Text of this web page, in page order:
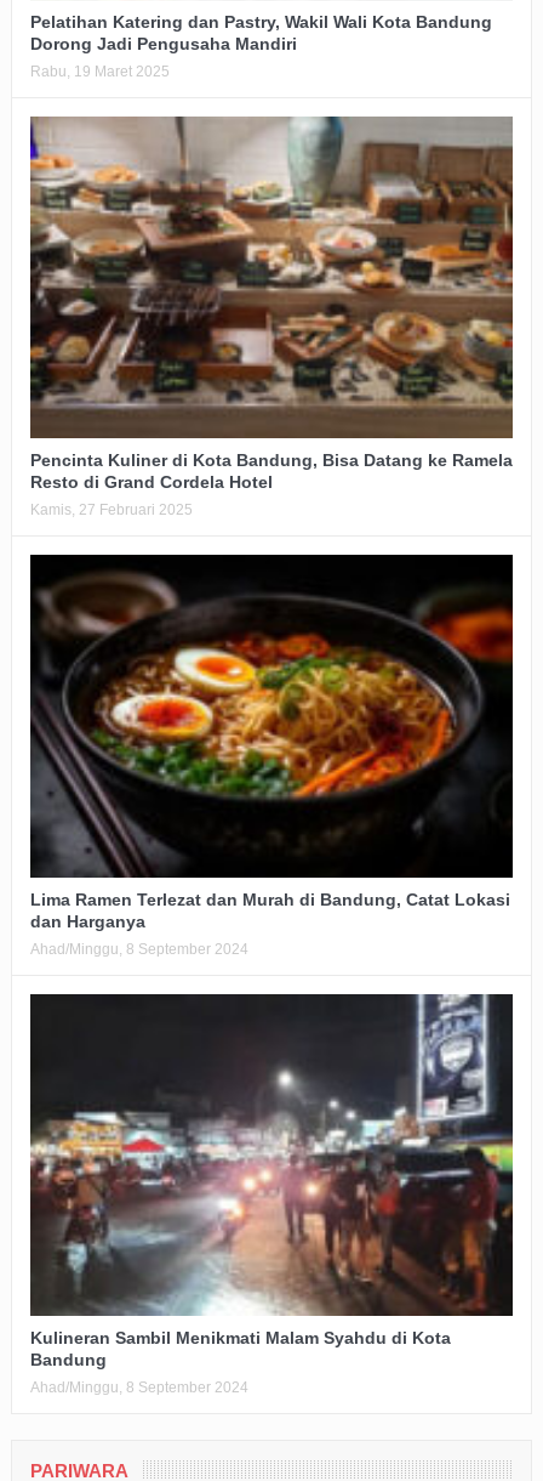
Pelatihan Katering dan Pastry, Wakil Wali Kota Bandung
Dorong Jadi Pengusaha Mandiri
Rabu, 19 Maret 2025
Pencinta Kuliner di Kota Bandung, Bisa Datang ke Ramela
Resto di Grand Cordela Hotel
Kamis, 27 Februari 2025
Lima Ramen Terlezat dan Murah di Bandung, Catat Lokasi
dan Harganya
Ahad/Minggu, 8 September 2024
Kulineran Sambil Menikmati Malam Syahdu di Kota
Bandung
Ahad/Minggu, 8 September 2024
PARIWARA